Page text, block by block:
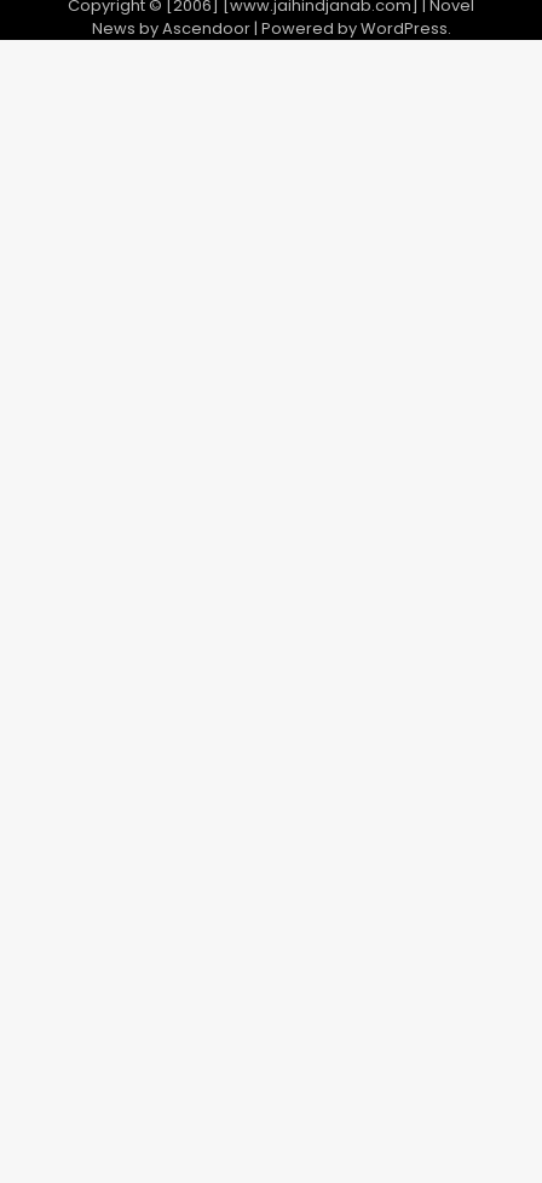
Copyright © [2006] [www.jaihindjanab.com] | Novel
News byAscendoor| Powered byWordPress.